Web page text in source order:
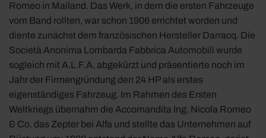
Romeo in Mailand. Das Werk, in dem die ersten Fahrzeuge
vom Band rollten, war schon 1906 errichtet worden und
diente zunächst dem französischen Hersteller Darracq. Die
Società Anonima Lombarda Fabbrica Automobili wurde
sogleich mit A.L.F.A. abgekürzt und präsentierte noch im
Jahr der Firmengründung den 24 HP als erstes
eigenständiges Fahrzeug. Im Rahmen des Ersten
Weltkriegs übernahm die Accomandita Ing. Nicola Romeo
& Co. das Zepter bei Alfa und stellte das Unternehmen auf